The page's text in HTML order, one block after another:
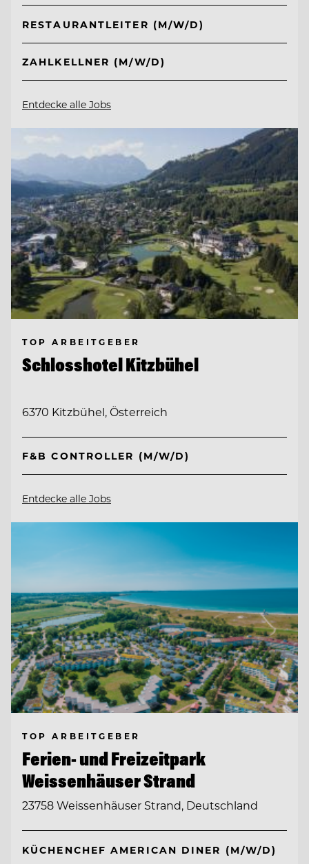
RESTAURANTLEITER (M/W/D)
ZAHLKELLNER (M/W/D)
Entdecke alle Jobs
TOP ARBEITGEBER
Schlosshotel Kitzbühel
6370 Kitzbühel, Österreich
F&B CONTROLLER (M/W/D)
Entdecke alle Jobs
TOP ARBEITGEBER
Ferien- und Freizeitpark
Weissenhäuser Strand
23758 Weissenhäuser Strand, Deutschland
KÜCHENCHEF AMERICAN DINER (M/W/D)